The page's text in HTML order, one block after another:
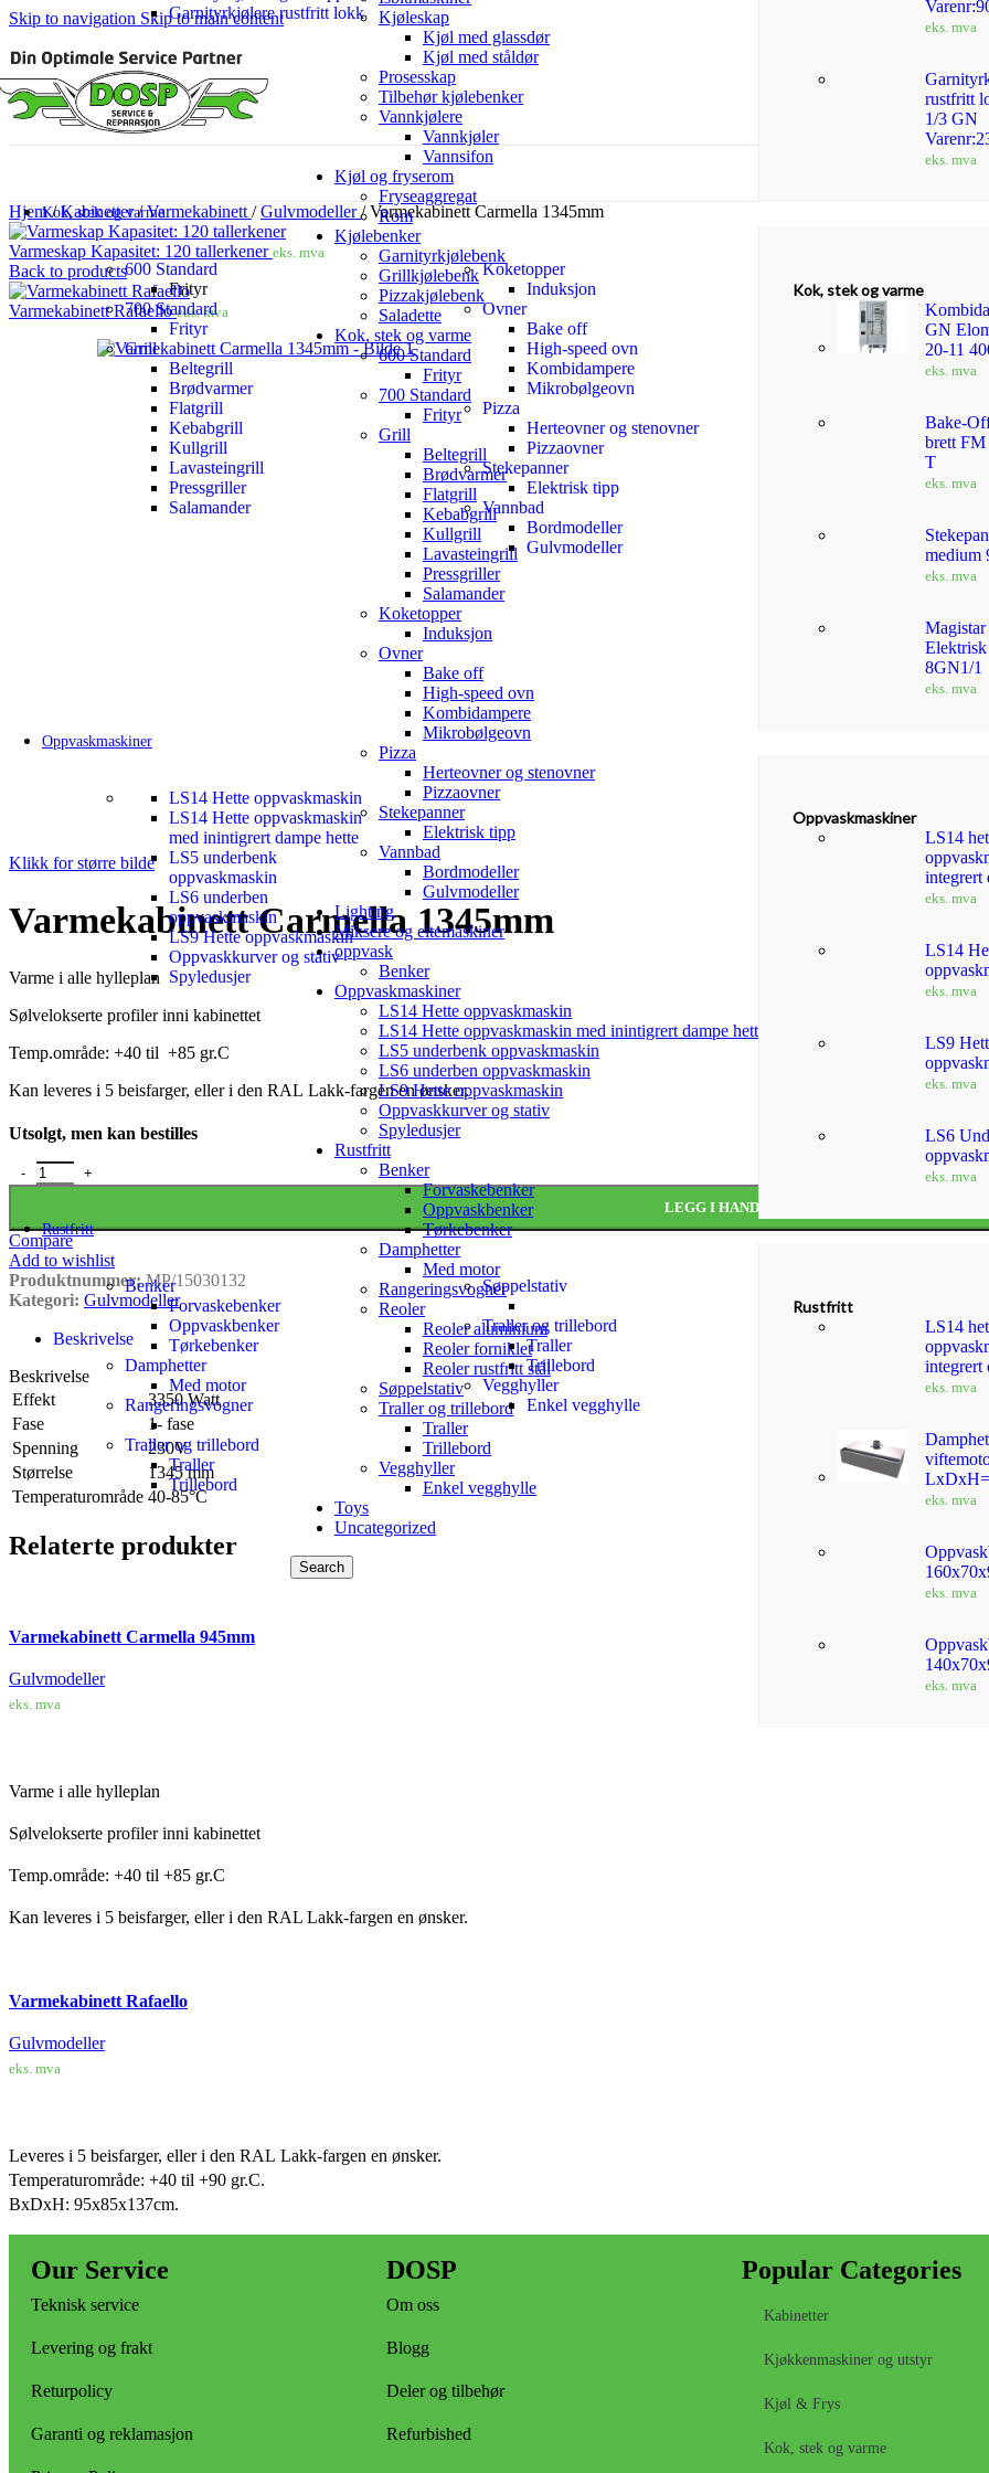
Skip to navigation Skip to main content
Kjøleskap
Kjøl med glassdør
Kjøl med ståldør
Prosesskap
Tilbehør kjølebenker
Vannkjølere
Vannkjøler
Vannsifon
Kjøl og fryserom
Fryseaggregat
Rom
Kjølebenker
Garnityrkjølebenk
Grillkjølebenk
Pizzakjølebenk
Saladette
Kok, stek og varme
600 Standard
Frityr
700 Standard
Frityr
Grill
Beltegrill
Brødvarmer
Flatgrill
Kebabgrill
Kullgrill
Lavasteingrill
Pressgriller
Salamander
Koketopper
Induksjon
Ovner
Bake off
High-speed ovn
Kombidampere
Mikrobølgeovn
Pizza
Herteovner og stenovner
Pizzaovner
Stekepanner
Elektrisk tipp
Vannbad
Bordmodeller
Gulvmodeller
Lighting
Miksere og eltemaskiner
oppvask
Benker
Oppvaskmaskiner
LS14 Hette oppvaskmaskin
LS14 Hette oppvaskmaskin med inintigrert dampe hette
LS5 underbenk oppvaskmaskin
LS6 underben oppvaskmaskin
LS9 Hette oppvaskmaskin
Oppvaskkurver og stativ
Spyledusjer
Rustfritt
Benker
Forvaskebenker
Oppvaskbenker
Tørkebenker
Damphetter
Med motor
Rangeringsvogner
Reoler
Reoler aluminium
Reoler forniklet
Reoler rustfritt stål
Søppelstativ
Traller og trillebord
Traller
Trillebord
Vegghyller
Enkel vegghylle
Toys
Uncategorized
Search
Garnityrkjølere rustfritt lokk
eks. mva
rustfritt
1/3 GN
eks. mva
Kok, stek og varme
600 Standard
Frityr
700 Standard
Frityr
Grill
Beltegrill
Brødvarmer
Flatgrill
Kebabgrill
Kullgrill
Lavasteingrill
Pressgriller
Salamander
Koketopper
Induksjon
Ovner
Bake off
High-speed ovn
Kombidampere
Mikrobølgeovn
Pizza
Herteovner og stenovner
Pizzaovner
Stekepanner
Elektrisk tipp
Vannbad
Bordmodeller
Gulvmodeller
Kok, stek og varme
GN
20-11
eks. mva
Bake-
brett
T
eks. mva
medium
eks. mva
8GN1/1
eks. mva
Oppvaskmaskiner
LS14 Hette oppvaskmaskin
LS14 Hette oppvaskmaskin
med inintigrert dampe hette
LS5 underbenk
oppvaskmaskin
LS6 underben
oppvaskmaskin
LS9 Hette oppvaskmaskin
Oppvaskkurver og stativ
Spyledusjer
Oppvaskmaskiner
LS14
integrert
eks. mva
LS14
eks. mva
LS9
eks. mva
LS6
eks. mva
Rustfritt
Benker
Forvaskebenker
Oppvaskbenker
Tørkebenker
Damphetter
Med motor
Rangeringsvogner
Traller og trillebord
Traller
Trillebord
Søppelstativ
Traller og trillebord
Traller
Trillebord
Vegghyller
Enkel vegghylle
Rustfritt
LS14
integrert
eks. mva
eks. mva
eks. mva
eks. mva
Hjem/ Kabinetter/ Varmekabinett / Gulvmodeller/ Varmekabinett Carmella 1345mm
Varmeskap Kapasitet: 120 tallerkener eks. mva
Back to products
Varmekabinett Rafaelloeks. mva
Klikk for større bilde
Varmekabinett Carmella 1345mm
Varme i alle hylleplan
Sølvelokserte profiler inni kabinettet
Temp.område: +40 til +85 gr.C
Kan leveres i 5 beisfarger, eller i den RAL Lakk-fargen en ønsker.
Utsolgt, men kan bestilles
LEGG I HANDLEKURV
Compare
Add to wishlist
Produktnummer:MP/15030132
Kategori: Gulvmodeller
Beskrivelse
Beskrivelse
Effekt
3350 Watt
Fase
1- fase
Spenning
230V
Størrelse
1345 mm
Temperaturområde 40-85°C
Relaterte produkter
Varmekabinett Carmella 945mm
Gulvmodeller
eks. mva
Varme i alle hylleplan
Sølvelokserte profiler inni kabinettet
Temp.område: +40 til +85 gr.C
Kan leveres i 5 beisfarger, eller i den RAL Lakk-fargen en ønsker.
Varmekabinett Rafaello
Gulvmodeller
eks. mva
Leveres i 5 beisfarger, eller i den RAL Lakk-fargen en ønsker.
Temperaturområde: +40 til +90 gr.C.
BxDxH: 95x85x137cm.
Our Service
Teknisk service
Levering og frakt
Returpolicy
Garanti og reklamasjon
DOSP
Om oss
Blogg
Deler og tilbehør
Refurbished
Popular Categories
Kabinetter
Kjøkkenmaskiner og utstyr
Kjøl & Frys
Kok, stek og varme